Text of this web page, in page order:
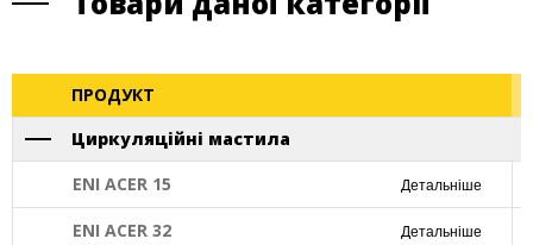
ПРОДУКТ
Циркуляційні мастила
ENI ACER 15
Детальніше
ENI ACER 32 Детальніше